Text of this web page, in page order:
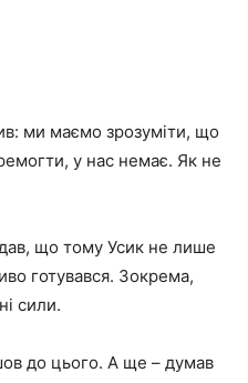
ми маємо зрозуміти, що
у нас немає. Як не
що тому Усик не лише
готувався. Зокрема,
сили.
до цього. А ще – думав